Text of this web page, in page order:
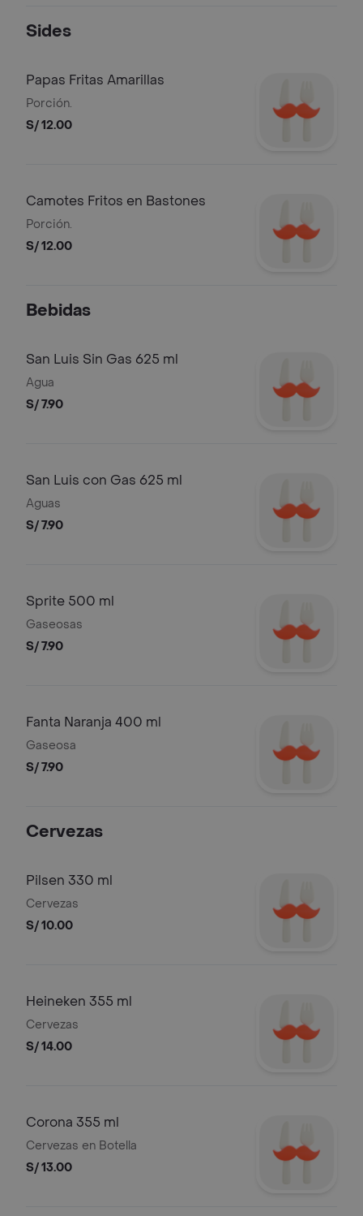
Sides
Papas Fritas Amarillas
Porción.
S/ 12.00
Camotes Fritos en Bastones
Porción.
S/ 12.00
Bebidas
San Luis Sin Gas 625 ml
Agua
S/ 7.90
San Luis con Gas 625 ml
Aguas
S/ 7.90
Sprite 500 ml
Gaseosas
S/ 7.90
Fanta Naranja 400 ml
Gaseosa
S/ 7.90
Cervezas
Pilsen 330 ml
Cervezas
S/ 10.00
Heineken 355 ml
Cervezas
S/ 14.00
Corona 355 ml
Cervezas en Botella
S/ 13.00